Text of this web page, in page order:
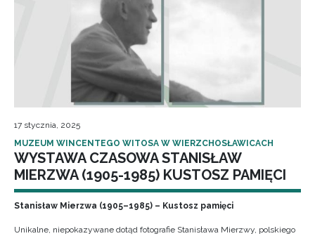
17 stycznia, 2025
MUZEUM WINCENTEGO WITOSA W WIERZCHOSŁAWICACH
WYSTAWA CZASOWA STANISŁAW
MIERZWA (1905-1985) KUSTOSZ PAMIĘCI
Stanisław Mierzwa (1905–1985) – Kustosz pamięci
Unikalne, niepokazywane dotąd fotografie Stanisława Mierzwy, polskiego